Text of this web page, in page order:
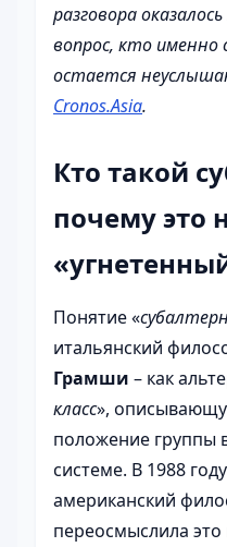
разговора
вопрос, кто именно
остается
Cronos.Asia.
Кто такой
почему это
Понятие «субалтерн
итальянский
Грамши – как
класс»,
положение группы
системе. В 1988
американский
переосмыслила это